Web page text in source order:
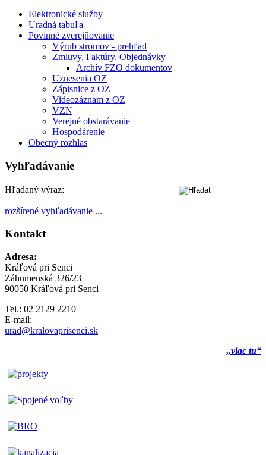
Elektronické služby
Uradná tabuľa
Povinné zverejňovanie
Výrub stromov - prehľad
Zmluvy, Faktúry, Objednávky
Archív FZO dokumentov
Uznesenia OZ
Zápisnice z OZ
Videozáznam z OZ
VZN
Verejné obstarávanie
Hospodárenie
Obecný rozhlas
Vyhľadávanie
Hľadaný výraz:
rozšírené vyhľadávanie ...
Kontakt
Adresa:
Kráľová pri Senci
Záhumenská 326/23
90050 Kráľová pri Senci
Tel.: 02 2129 2210
E-mail:
urad@kralovaprisenci.sk
„viac tu“